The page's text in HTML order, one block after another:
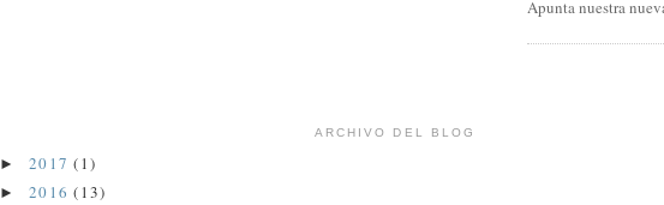
Apunta nuestra
ARCHIVO DEL BLOG
► 2017(1)
► 2016(13)